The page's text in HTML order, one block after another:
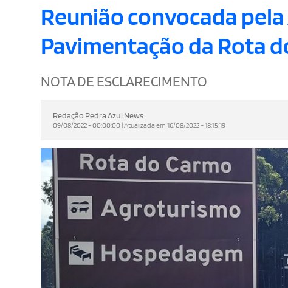
Reunião convocada
Pavimentação da Rota
NOTA DE ESCLARECIMENTO
Redação Pedra Azul News
09/08/2022 - 00:00:00 | Atualizada em 16/08/2022 - 18:15:19